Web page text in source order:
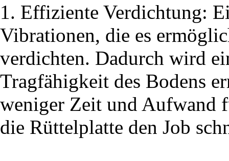
1. Effiziente Verdichtung:
Vibrationen, die es
verdichten. Dadurch wird
Tragfähigkeit des Bodens
weniger Zeit und Aufwand
die Rüttelplatte den Job